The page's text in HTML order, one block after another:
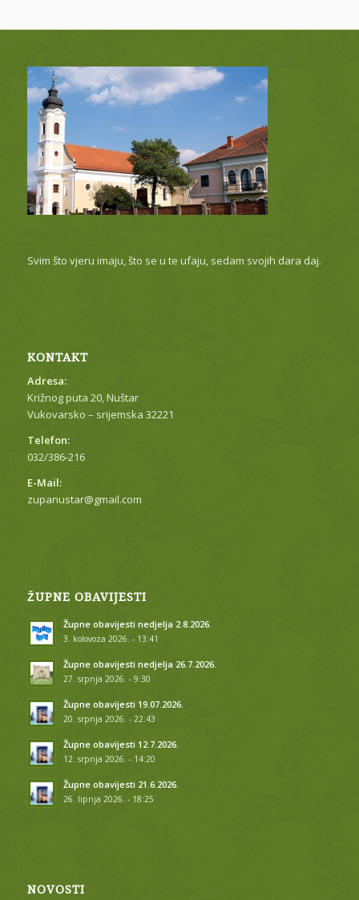
Svim što vjeru imaju, što se u te ufaju, sedam svojih dara daj.
KONTAKT
Adresa:
Križnog puta 20, Nuštar
Vukovarsko – srijemska 32221
Telefon:
032/386-216
E-Mail:
zupanustar@gmail.com
ŽUPNE OBAVIJESTI
Župne obavijesti nedjelja 2.8.2026.
3. kolovoza 2026. - 13:41
Župne obavijesti nedjelja 26.7.2026.
27. srpnja 2026. - 9:30
Župne obavijesti 19.07.2026.
20. srpnja 2026. - 22:43
Župne obavijesti 12.7.2026.
12. srpnja 2026. - 14:20
Župne obavijesti 21.6.2026.
26. lipnja 2026. - 18:25
NOVOSTI